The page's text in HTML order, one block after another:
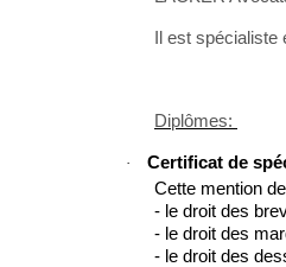
Il est
Diplômes:
·
Certificat de
Cette mention
- le droit des
- le droit des
- le droit des